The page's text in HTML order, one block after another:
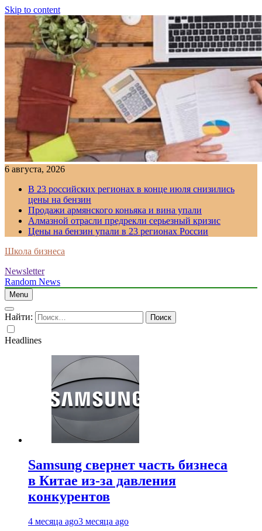
Skip to content
6 августа, 2026
В 23 российских регионах в конце июля снизились
цены на бензин
Продажи армянского коньяка и вина упали
Алмазной отрасли предрекли серьезный кризис
Цены на бензин упали в 23 регионах России
Школа бизнеса
Newsletter
Random News
Menu
Найти:
Headlines
Samsung свернет часть бизнеса
в Китае из-за давления
конкурентов
4 месяца ago3 месяца ago